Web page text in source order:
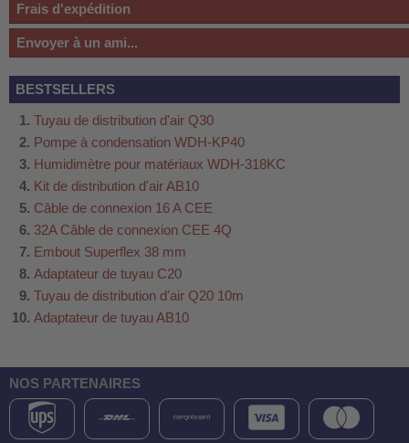
Frais d'expédition
Envoyer à un ami...
BESTSELLERS
Tuyau de distribution d'air Q30
Pompe à condensation WDH-KP40
Humidimètre pour matériaux WDH-318KC
Kit de distribution d'air AB10
Câble de connexion 16 A CEE
32A Câble de connexion CEE 4Q
Embout Superflex 38 mm
Adaptateur de tuyau C20
Tuyau de distribution d'air Q20 10m
Adaptateur de tuyau AB10
NOS PARTENAIRES